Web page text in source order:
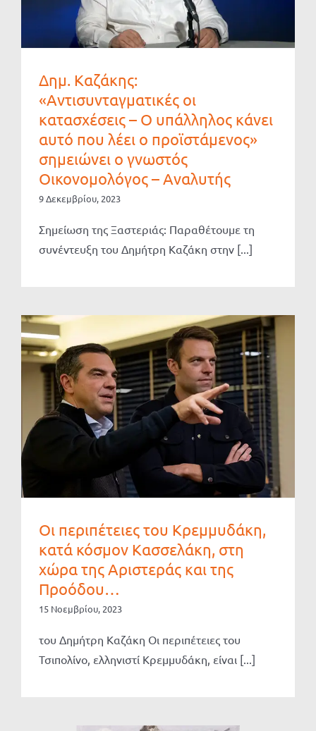
Δημ. Καζάκης:
«Αντισυνταγματικές οι
κατασχέσεις – Ο υπάλληλος κάνει
αυτό που λέει ο προϊστάμενος»
σημειώνει ο γνωστός
Οικονομολόγος – Αναλυτής
9 Δεκεμβρίου, 2023
Σημείωση της Ξαστεριάς: Παραθέτουμε τη
συνέντευξη του Δημήτρη Καζάκη στην [...]
Οι περιπέτειες του Κρεμμυδάκη,
κατά κόσμον Κασσελάκη, στη
χώρα της Αριστεράς και της
Προόδου…
15 Νοεμβρίου, 2023
του Δημήτρη Καζάκη Οι περιπέτειες του
Τσιπολίνο, ελληνιστί Κρεμμυδάκη, είναι [...]